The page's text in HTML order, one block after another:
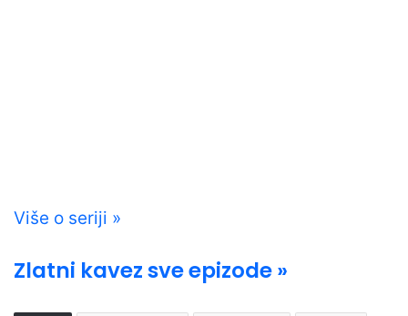
Više o seriji »
Zlatni kavez sve epizode »